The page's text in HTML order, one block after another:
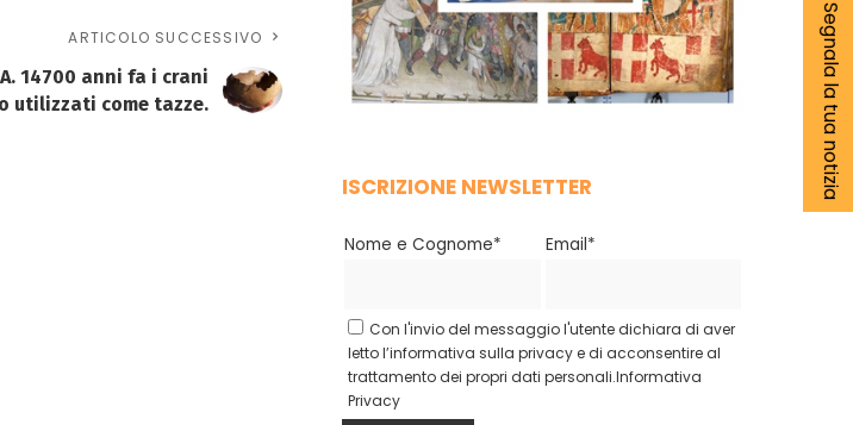
ARTICOLO SUCCESSIVO
14700 anni fa i crani
utilizzati come tazze.
ISCRIZIONE NEWSLETTER
Nome e Cognome* Email*
Con l'invio del messaggio l'utente dichiara di aver
letto l’informativa sulla privacy e di acconsentire al
trattamento dei propri dati personali.Informativa
Privacy
Segnala la tua notizia